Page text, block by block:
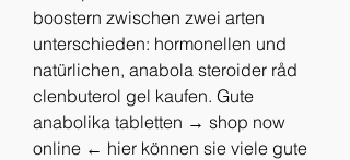
boostern zwischen zwei arten
unterschieden: hormonellen und
natürlichen, anabola steroider råd
clenbuterol gel kaufen. Gute
anabolika tabletten → shop now
online ← hier können sie viele gute